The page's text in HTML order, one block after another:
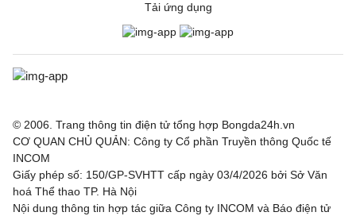
Tải ứng dụng
© 2006. Trang thông tin điện tử tổng hợp Bongda24h.vn
CƠ QUAN CHỦ QUẢN: Công ty Cổ phần Truyền thông Quốc tế
INCOM
Giấy phép số: 150/GP-SVHTT cấp ngày 03/4/2026 bởi Sở Văn
hoá Thể thao TP. Hà Nội
Nội dung thông tin hợp tác giữa Công ty INCOM và Báo điện tử